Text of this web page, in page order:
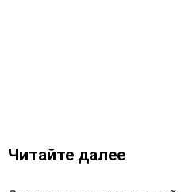
Читайте далее